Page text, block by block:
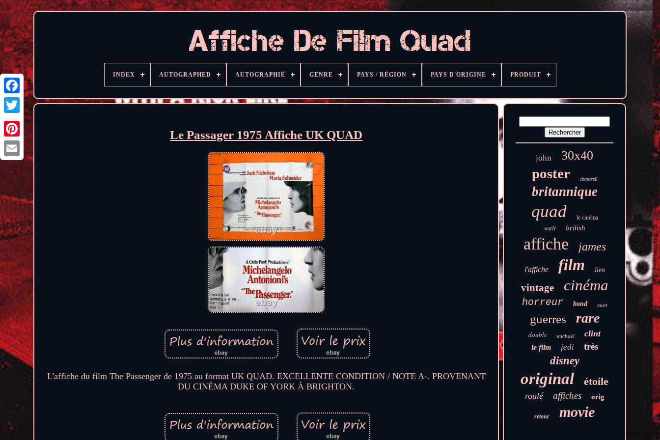
INDEX AUTOGRAPHED AUTOGRAPHIÉ GENRE PAYS / RÉGION PAYS D'ORIGINE PRODUIT
Le Passager 1975 Affiche UK QUAD
L'affiche du film The Passenger de 1975 au format UK QUAD. EXCELLENTE CONDITION / NOTE A-. PROVENANT
DU CINÉMA DUKE OF YORK À BRIGHTON.
john 30x40
poster chantrell
britannique
quad le cinéma
walt british
affiche james
l'affiche film lien
vintage cinéma
horreur bond mort
guerres rare
double michael clint
le film jedi très
disney
original étoile
roulé affiches orig
retour movie